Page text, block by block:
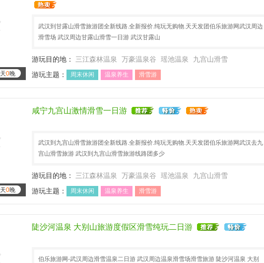
天0晚
武汉到甘露山滑雪旅游团全新线路.全新报价.纯玩无购物.天天发团伯乐旅游网武汉周边
滑雪场 武汉周边甘露山滑雪一日游 武汉甘露山
游玩目的地： 三江森林温泉 万豪温泉谷 瑶池温泉
九宫山滑雪
游玩主题：
周末休闲 温泉养生 滑雪游
天0晚
咸宁九宫山激情滑雪一日游
武汉到九宫山滑雪旅游团全新线路.全新报价.纯玩无购物.天天发团伯乐旅游网武汉去九
宫山滑雪旅游 武汉到九宫山滑雪旅游线路团多少
游玩目的地： 三江森林温泉 万豪温泉谷 瑶池温泉
九宫山滑雪
游玩主题：
周末休闲 温泉养生 滑雪游
陡沙河温泉 大别山旅游度假区滑雪纯玩二日游
伯乐旅游网-武汉周边滑雪温泉二日游 武汉周边温泉滑雪场滑雪旅游 陡沙河温泉 大别